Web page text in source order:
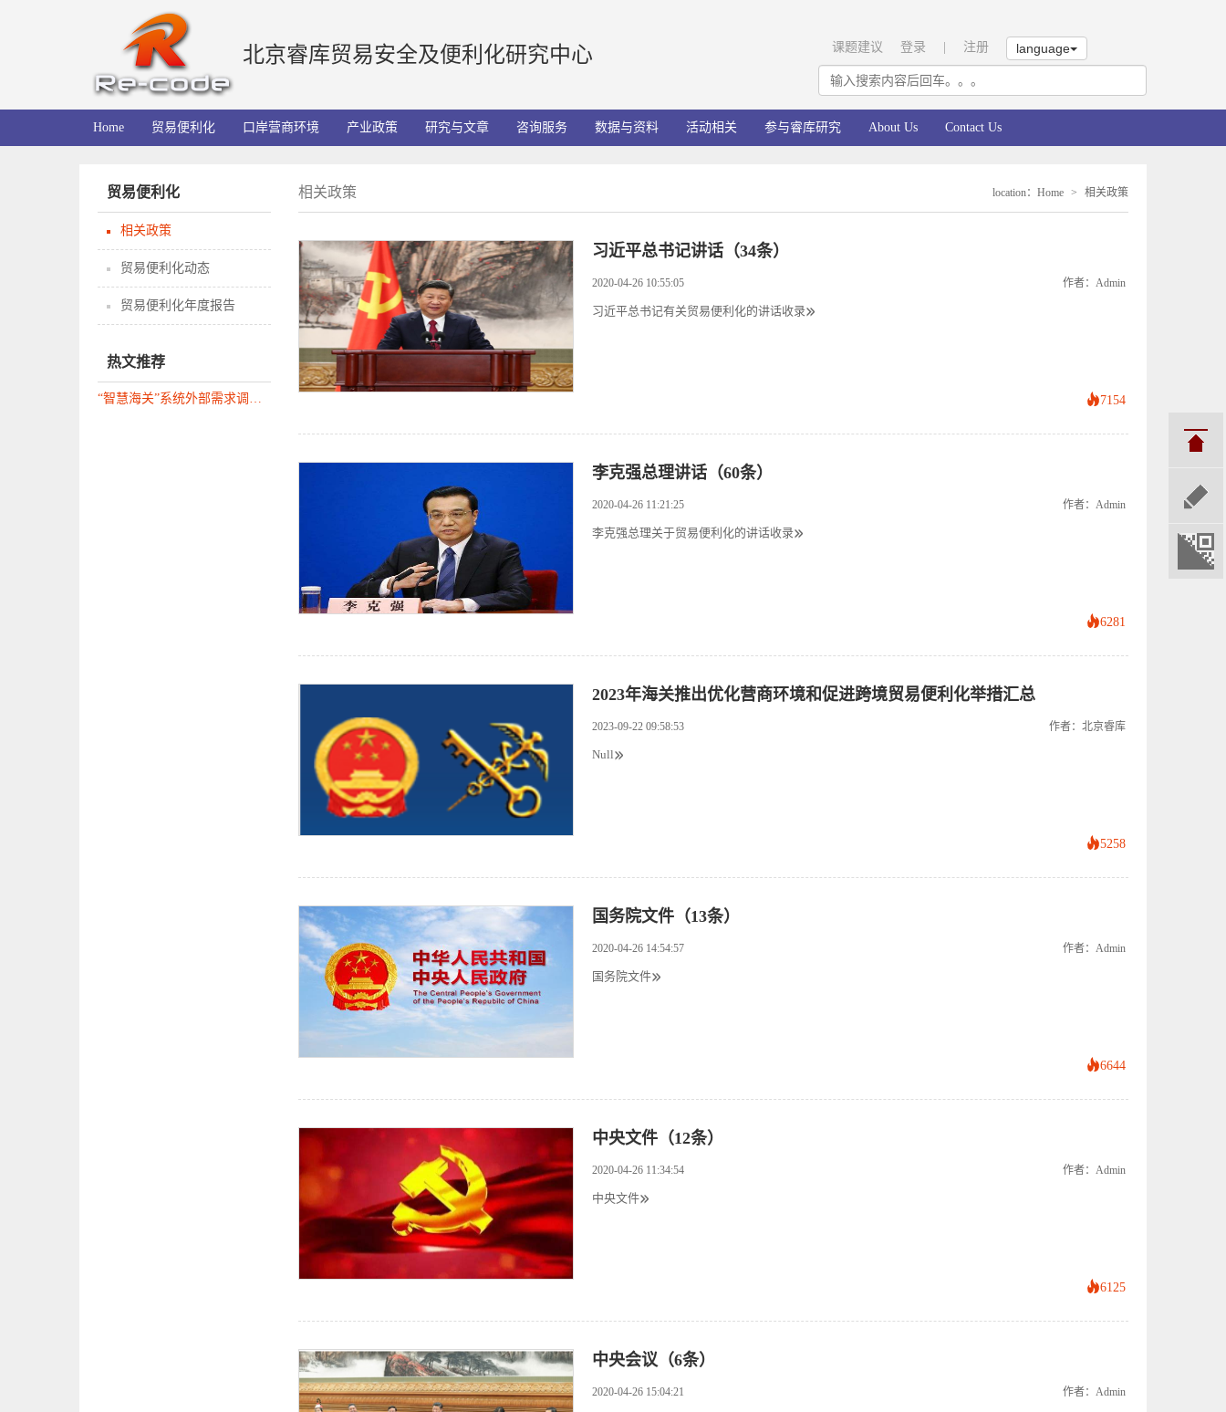
课题建议 登录 注册 language
北京睿库贸易安全及便利化研究中心
Home 贸易便利化 口岸营商环境 产业政策 研究与文章 咨询服务 数据与资料 活动相关 参与睿库研究 About Us Contact Us
贸易便利化
相关政策
贸易便利化动态
贸易便利化年度报告
热文推荐
“智慧海关”系统外部需求调研问卷（企业部分）
location： Home > 相关政策
相关政策
习近平总书记讲话（34条）
2020-04-26 10:55:05 作者：admin
习近平总书记有关贸易便利化的讲话收录
7154
李克强总理讲话（60条）
2020-04-26 11:21:25 作者：admin
李克强总理关于贸易便利化的讲话收录
6281
2023年海关推出优化营商环境和促进跨境贸易便利化举措汇总
2023-09-22 09:58:53 作者：北京睿库
Null
5258
国务院文件（13条）
2020-04-26 14:54:57 作者：admin
国务院文件
6644
中央文件（12条）
2020-04-26 11:34:54 作者：admin
中央文件
6125
中央会议（6条）
2020-04-26 15:04:21 作者：admin